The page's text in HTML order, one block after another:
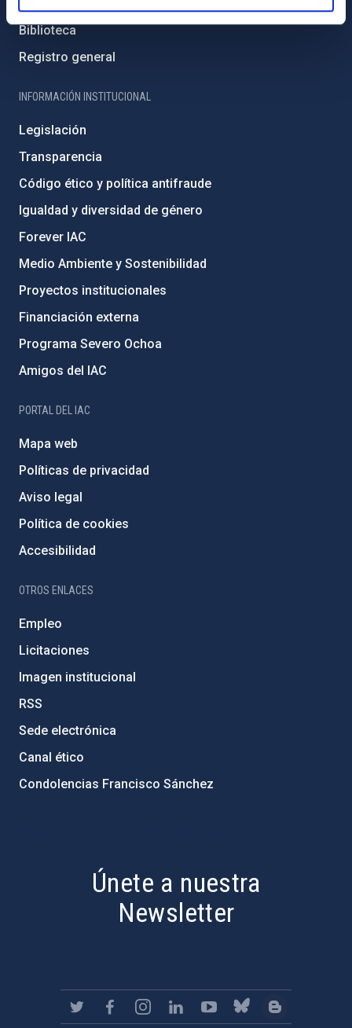
Biblioteca
Registro general
INFORMACIÓN INSTITUCIONAL
Legislación
Transparencia
Código ético y política antifraude
Igualdad y diversidad de género
Forever IAC
Medio Ambiente y Sostenibilidad
Proyectos institucionales
Financiación externa
Programa Severo Ochoa
Amigos del IAC
PORTAL DEL IAC
Mapa web
Políticas de privacidad
Aviso legal
Política de cookies
Accesibilidad
OTROS ENLACES
Empleo
Licitaciones
Imagen institucional
RSS
Sede electrónica
Canal ético
Condolencias Francisco Sánchez
Únete a nuestra
Newsletter